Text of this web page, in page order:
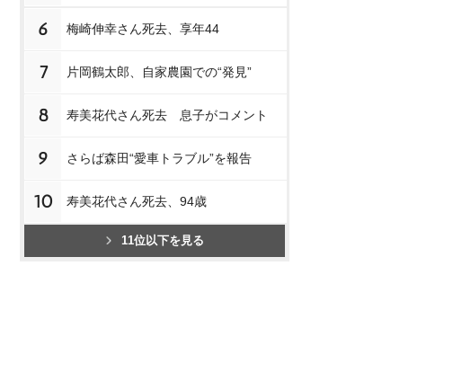
6 梅崎伸幸さん死去、享年44
7 片岡鶴太郎、自家農園での“発見”
8 寿美花代さん死去 息子がコメント
9 さらば森田“愛車トラブル”を報告
10 寿美花代さん死去、94歳
11位以下を見る